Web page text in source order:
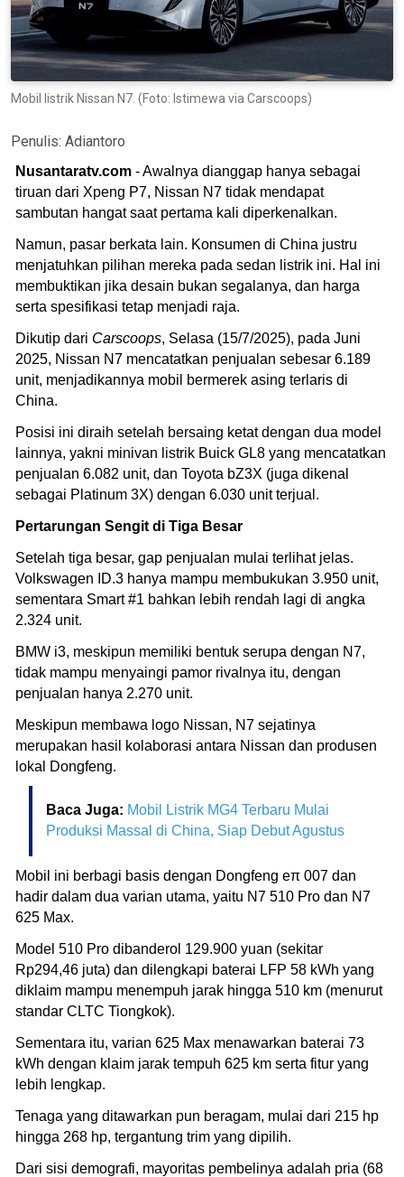
Mobil listrik Nissan N7. (Foto: Istimewa via Carscoops)
Penulis: Adiantoro
Nusantaratv.com - Awalnya dianggap hanya sebagai
tiruan dari Xpeng P7, Nissan N7 tidak mendapat
sambutan hangat saat pertama kali diperkenalkan.
Namun, pasar berkata lain. Konsumen di China justru
menjatuhkan pilihan mereka pada sedan listrik ini. Hal ini
membuktikan jika desain bukan segalanya, dan harga
serta spesifikasi tetap menjadi raja.
Dikutip dari Carscoops, Selasa (15/7/2025), pada Juni
2025, Nissan N7 mencatatkan penjualan sebesar 6.189
unit, menjadikannya mobil bermerek asing terlaris di
China.
Posisi ini diraih setelah bersaing ketat dengan dua model
lainnya, yakni minivan listrik Buick GL8 yang mencatatkan
penjualan 6.082 unit, dan Toyota bZ3X (juga dikenal
sebagai Platinum 3X) dengan 6.030 unit terjual.
Pertarungan Sengit di Tiga Besar
Setelah tiga besar, gap penjualan mulai terlihat jelas.
Volkswagen ID.3 hanya mampu membukukan 3.950 unit,
sementara Smart #1 bahkan lebih rendah lagi di angka
2.324 unit.
BMW i3, meskipun memiliki bentuk serupa dengan N7,
tidak mampu menyaingi pamor rivalnya itu, dengan
penjualan hanya 2.270 unit.
Meskipun membawa logo Nissan, N7 sejatinya
merupakan hasil kolaborasi antara Nissan dan produsen
lokal Dongfeng.
Baca Juga: Mobil Listrik MG4 Terbaru Mulai
Produksi Massal di China, Siap Debut Agustus
Mobil ini berbagi basis dengan Dongfeng eπ 007 dan
hadir dalam dua varian utama, yaitu N7 510 Pro dan N7
625 Max.
Model 510 Pro dibanderol 129.900 yuan (sekitar
Rp294,46 juta) dan dilengkapi baterai LFP 58 kWh yang
diklaim mampu menempuh jarak hingga 510 km (menurut
standar CLTC Tiongkok).
Sementara itu, varian 625 Max menawarkan baterai 73
kWh dengan klaim jarak tempuh 625 km serta fitur yang
lebih lengkap.
Tenaga yang ditawarkan pun beragam, mulai dari 215 hp
hingga 268 hp, tergantung trim yang dipilih.
Dari sisi demografi, mayoritas pembelinya adalah pria (68